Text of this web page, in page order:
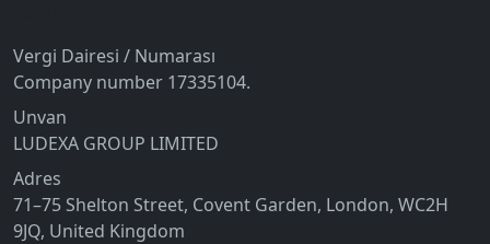
Vergi Dairesi / Numarası
Company number 17335104.
Unvan
LUDEXA GROUP LIMITED
Adres
71–75 Shelton Street, Covent Garden, London, WC2H
9JQ, United Kingdom